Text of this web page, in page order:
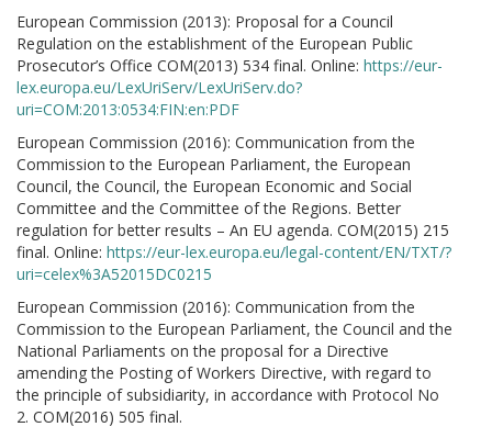
European Commission (2013): Proposal for a Council
Regulation on the establishment of the European Public
Prosecutor’s Office COM(2013) 534 final. Online: https://eur-
lex.europa.eu/LexUriServ/LexUriServ.do?
uri=COM:2013:0534:FIN:en:PDF
European Commission (2016): Communication from the
Commission to the European Parliament, the European
Council, the Council, the European Economic and Social
Committee and the Committee of the Regions. Better
regulation for better results – An EU agenda. COM(2015) 215
final. Online: https://eur-lex.europa.eu/legal-content/EN/TXT/?
uri=celex%3A52015DC0215
European Commission (2016): Communication from the
Commission to the European Parliament, the Council and the
National Parliaments on the proposal for a Directive
amending the Posting of Workers Directive, with regard to
the principle of subsidiarity, in accordance with Protocol No
2. COM(2016) 505 final.